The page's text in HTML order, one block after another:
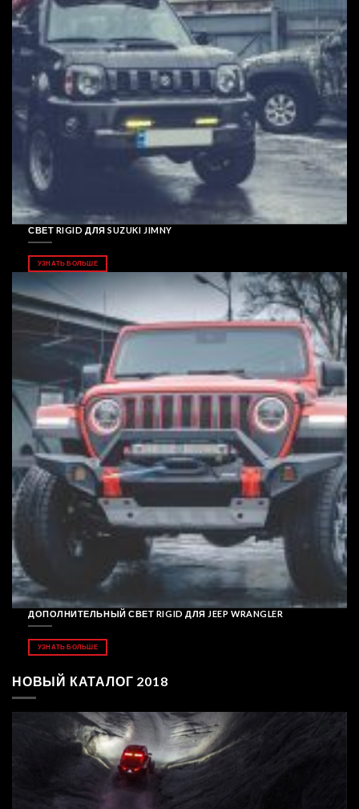
СВЕТ RIGID ДЛЯ SUZUKI JIMNY
УЗНАТЬ БОЛЬШЕ
ДОПОЛНИТЕЛЬНЫЙ СВЕТ RIGID ДЛЯ JEEP WRANGLER
УЗНАТЬ БОЛЬШЕ
НОВЫЙ КАТАЛОГ 2018